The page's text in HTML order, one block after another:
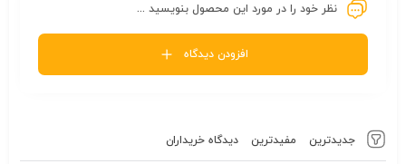
جدیدترین مفیدترین دیدگاه خریداران
نظر خود را در مورد این محصول بنویسید ...
افزودن دیدگاه